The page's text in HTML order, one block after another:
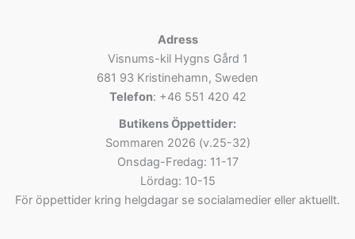
Adress
Visnums-kil Hygns Gård 1
681 93 Kristinehamn, Sweden
Telefon: +46 551 420 42
Butikens Öppettider:
Sommaren 2026 (v.25-32)
Onsdag-Fredag: 11-17
Lördag: 10-15
För öppettider kring helgdagar se socialamedier eller aktuellt.